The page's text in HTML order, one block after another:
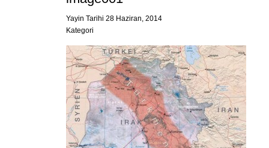
Yayin Tarihi 28 Haziran, 2014
Kategori